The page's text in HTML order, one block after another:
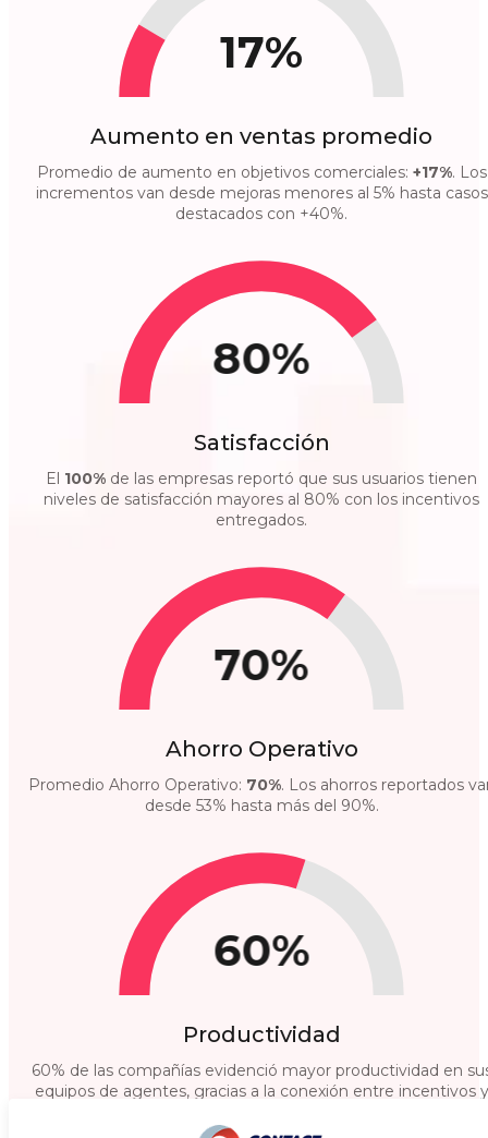
17%
Aumento en ventas promedio
Promedio de aumento en objetivos comerciales: +17%. Los
incrementos van desde mejoras menores al 5% hasta casos
destacados con +40%.
80%
Satisfacción
El 100% de las empresas reportó que sus usuarios tienen
niveles de satisfacción mayores al 80% con los incentivos
entregados.
70%
Ahorro Operativo
Promedio Ahorro Operativo: 70%. Los ahorros reportados
desde 53% hasta más del 90%.
60%
Productividad
60% de las compañías evidenció mayor productividad en
equipos de agentes, gracias a la conexión entre incentivos y